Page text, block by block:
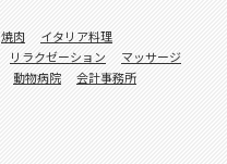
焼肉
イタリア料理
リラクゼーション
マッサージ
動物病院
会計事務所